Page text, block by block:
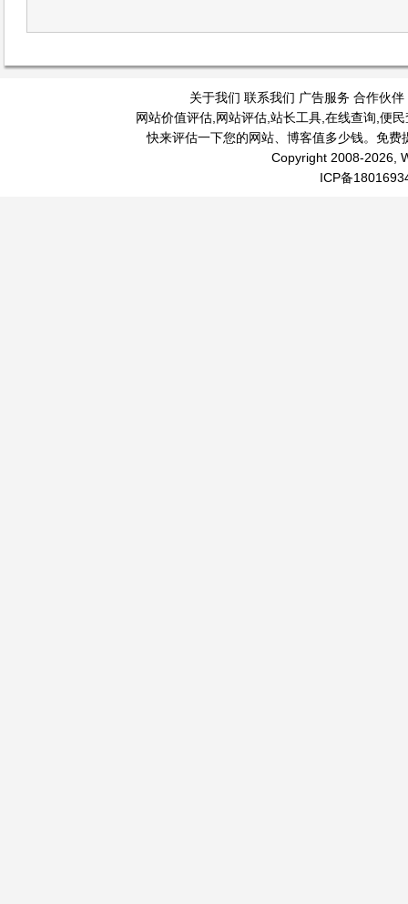
关于我们 联系我们 广告服务 合作伙伴
网站价值评估, 网站评估, 站长工具, 在线查询 便民
快来评估一下您的网站、博客值多少钱。免
Copyright 2008-2026,
ICP备